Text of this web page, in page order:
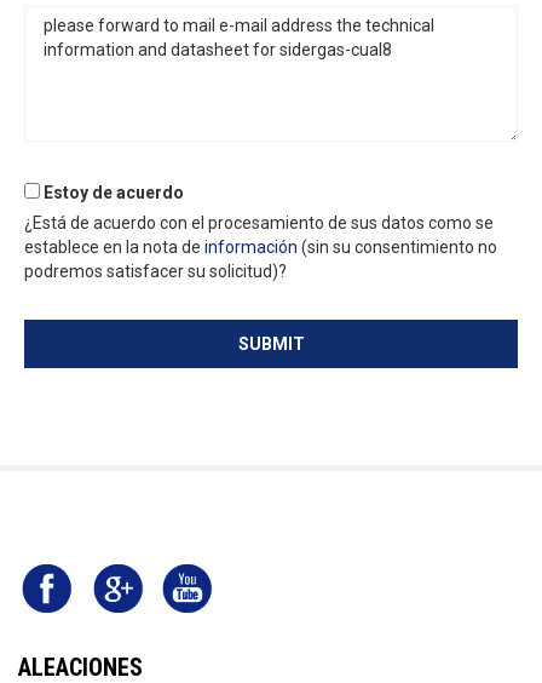
Estoy de acuerdo
¿Está de acuerdo con el procesamiento de sus datos como se
establece en la nota de información (sin su consentimiento no
podremos satisfacer su solicitud)?
SUBMIT
ALEACIONES